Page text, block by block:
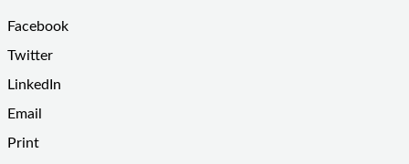
Facebook
Twitter
LinkedIn
Email
Print